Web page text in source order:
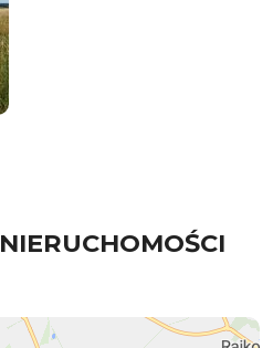
NIERUCHOMOŚCI